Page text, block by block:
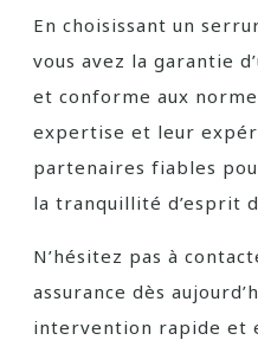
En choisissant un
vous avez la garantie
et conforme aux
expertise et leur
partenaires fiables
la tranquillité d’esprit
N’hésitez pas à
assurance dès
intervention rapide et